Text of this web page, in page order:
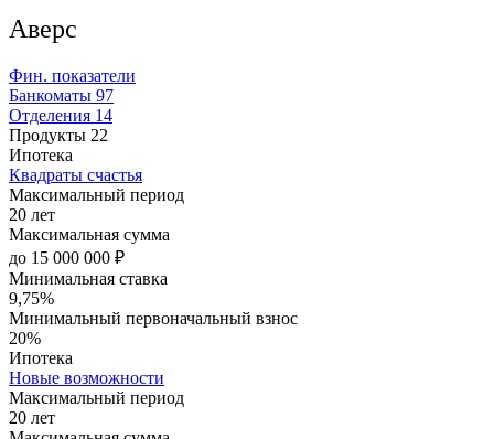
Аверс
Фин. показатели
Банкоматы 97
Отделения 14
Продукты 22
Ипотека
Квадраты счастья
Максимальный период
20 лет
Максимальная сумма
до 15 000 000 ₽
Минимальная ставка
9,75%
Минимальный первоначальный взнос
20%
Ипотека
Новые возможности
Максимальный период
20 лет